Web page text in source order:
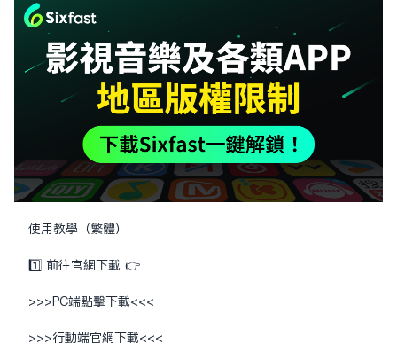
使用教學（繁體）
1️⃣ 前往官網下載 👉
>>>PC端點擊下載<<<
>>>行動端官網下載<<<